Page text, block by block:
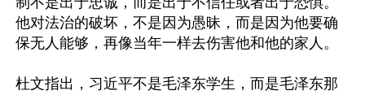
他对法治的破坏，不是因为愚昧，而是因为他要确
保无人能够，再像当年一样去伤害他和他的家人。
杜文指出，习近平不是毛泽东学生，而是毛泽东那